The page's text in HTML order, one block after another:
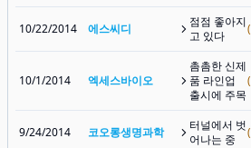
10/22/2014 에스씨디
점점 좋아지
고 있다
10/1/2014 엑세스바이오
촘촘한 신제
품 라인업
출시에 주목
9/24/2014 코오롱생명과학
터널에서 벗
어나는 중